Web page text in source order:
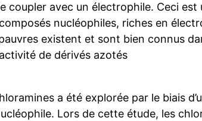
coupler avec un électrophile. Ceci est
nucléophiles, riches en
existent et sont bien connus
de dérivés azotés
a été explorée par le biais
Lors de cette étude, les